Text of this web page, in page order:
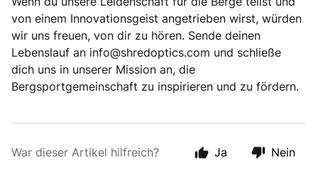
von einem Innovationsgeist angetrieben wirst, würden
wir uns freuen, von dir zu hören. Sende deinen
Lebenslauf an info@shredoptics.com und schließe
dich uns in unserer Mission an, die
Bergsportgemeinschaft zu inspirieren und zu fördern.
War dieser Artikel hilfreich? Ja Nein